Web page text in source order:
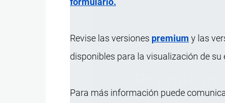
Revise las versiones premium y las
disponibles para la visualización de su
Para más información puede